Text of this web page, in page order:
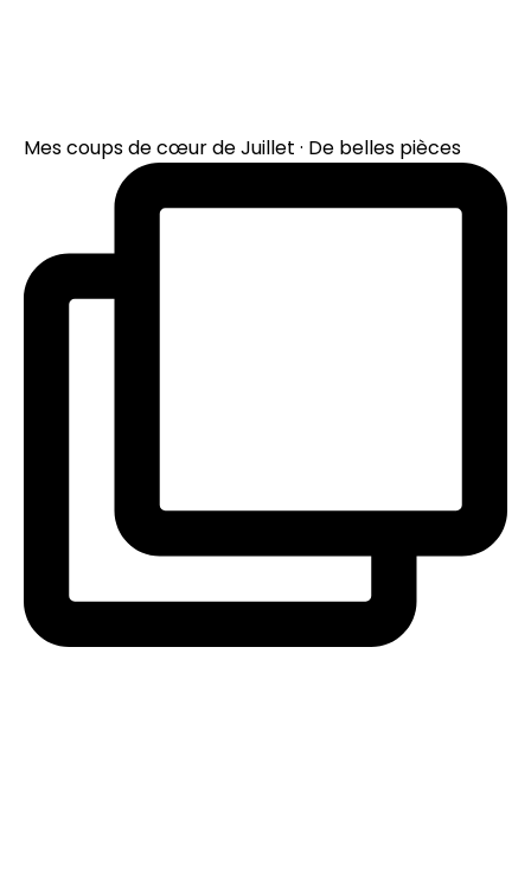
Mes coups de cœur de Juillet · De belles pièces